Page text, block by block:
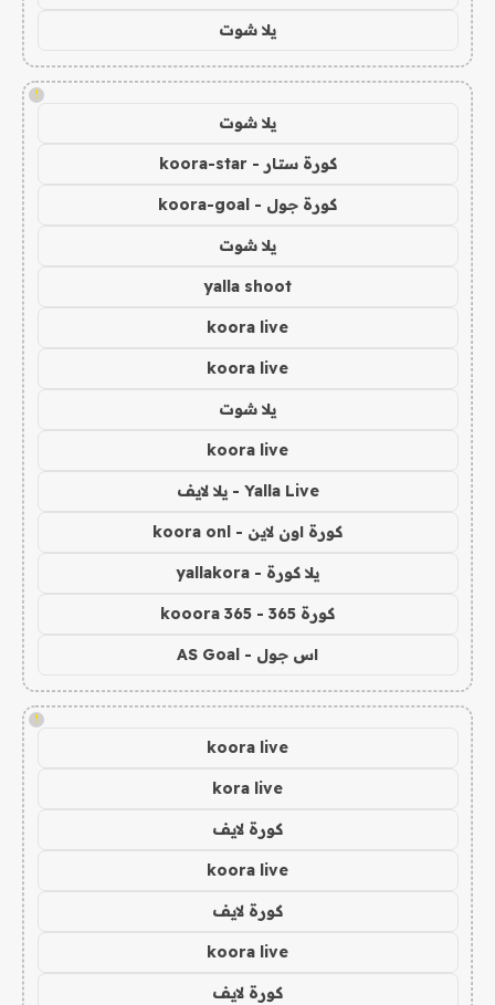
يلا شوت
!
يلا شوت
كورة ستار - koora-star
كورة جول - koora-goal
يلا شوت
yalla shoot
koora live
koora live
يلا شوت
koora live
Yalla Live - يلا لايف
كورة اون لاين - koora onl
يلا كورة - yallakora
كورة 365 - kooora 365
اس جول - AS Goal
!
koora live
kora live
كورة لايف
koora live
كورة لايف
koora live
كورة لايف